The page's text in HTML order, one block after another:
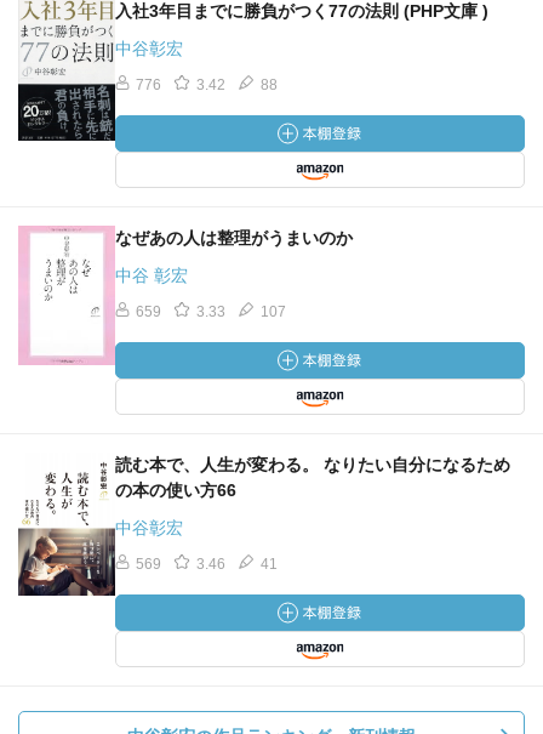
入社3年目までに勝負がつく77の法則 (PHP文庫 )
中谷彰宏
776 3.42 88
なぜあの人は整理がうまいのか
中谷 彰宏
659 3.33 107
読む本で、人生が変わる。 なりたい自分になるため
の本の使い方66
中谷彰宏
569 3.46 41